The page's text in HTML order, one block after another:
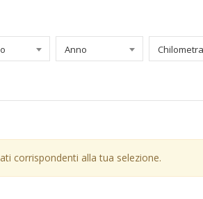
Anno
corrispondenti alla tua selezione.